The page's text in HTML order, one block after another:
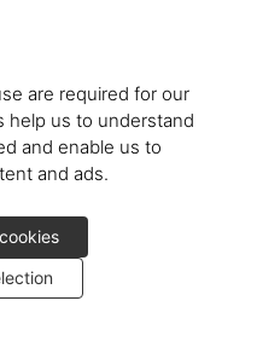
are required for our
help us to understand
and enable us to
and ads.